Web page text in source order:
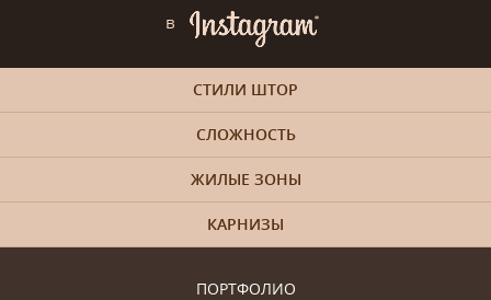
в
ПОРТФОЛИО
СТИЛИ ШТОР
СЛОЖНОСТЬ
ЖИЛЫЕ ЗОНЫ
КАРНИЗЫ